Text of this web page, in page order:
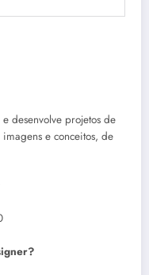
desenvolve projetos de
e conceitos, de